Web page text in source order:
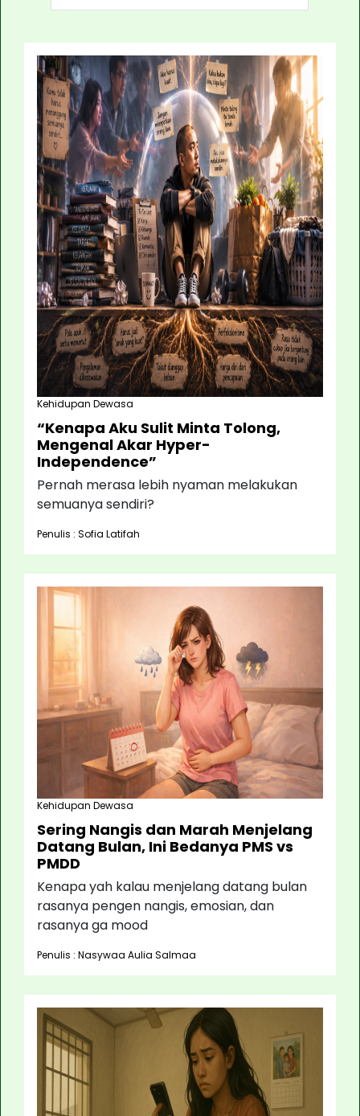
Kehidupan Dewasa
“Kenapa Aku Sulit Minta Tolong,
Mengenal Akar Hyper-
Independence”
Pernah merasa lebih nyaman melakukan
semuanya sendiri?
Penulis : Sofia Latifah
Kehidupan Dewasa
Sering Nangis dan Marah Menjelang
Datang Bulan, Ini Bedanya PMS vs
PMDD
Kenapa yah kalau menjelang datang bulan
rasanya pengen nangis, emosian, dan
rasanya ga mood
Penulis : Nasywaa Aulia Salmaa